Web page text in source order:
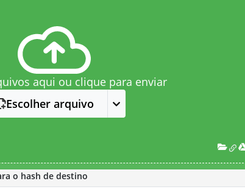
aqui ou clique para enviar
Escolher arquivo
o hash de destino